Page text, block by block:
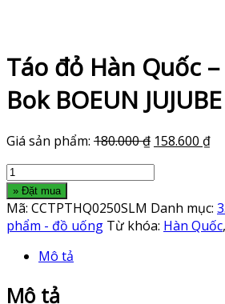
Táo đỏ Hàn Quốc
Bok BOEUN
Giá sản phẩm: 180.000₫ 158.600 ₫
Táo
đỏ
Hàn
Quốc
Kim
Bok
» Đặt mua
Mã: CCTPTHQ0250SLM Danh mục:
phẩm - đồ uống Từ khóa: Hàn Quốc,
Mô tả
Mô tả